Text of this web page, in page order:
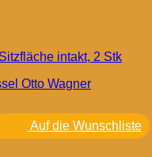
intakt, 2 Stk
Auf die Wunschliste